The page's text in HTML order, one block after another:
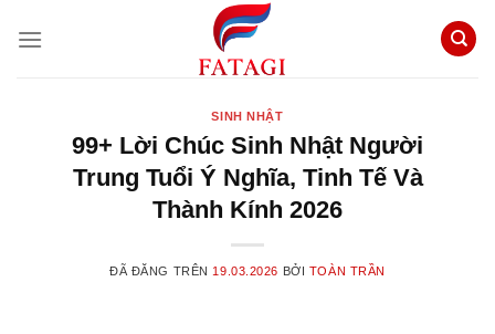
đến
SINH NHẬT
99+ Lời Chúc Sinh Nhật Người
Trung Tuổi Ý Nghĩa, Tinh Tế Và
Thành Kính 2026
ĐÃ ĐĂNG TRÊN 19.03.2026 BỞI TOÀN TRẦN